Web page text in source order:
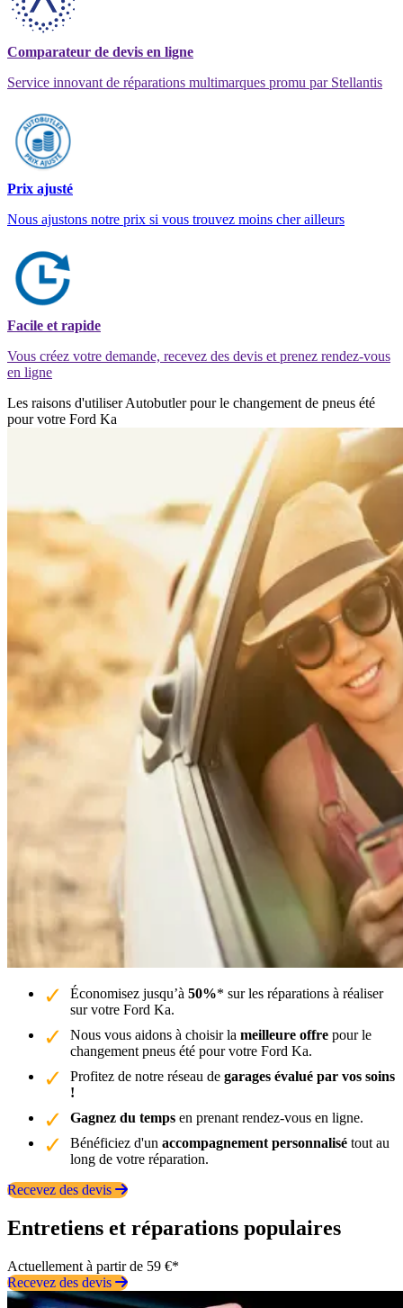
Comparateur de devis en ligne
Service innovant de réparations multimarques promu par Stellantis
Prix ajusté
Nous ajustons notre prix si vous trouvez moins cher ailleurs
Facile et rapide
Vous créez votre demande, recevez des devis et prenez rendez-vous
en ligne
Les raisons d'utiliser Autobutler pour le changement de pneus été
pour votre Ford Ka
Économisez jusqu’à 50%* sur les réparations à réaliser
sur votre Ford Ka.
Nous vous aidons à choisir la meilleure offre pour le
changement pneus été pour votre Ford Ka.
Profitez de notre réseau de garages évalué par vos soins
!
Gagnez du temps en prenant rendez-vous en ligne.
Bénéficiez d'un accompagnement personnalisé tout au
long de votre réparation.
Recevez des devis
Entretiens et réparations populaires
Actuellement à partir de 59 €*
Recevez des devis